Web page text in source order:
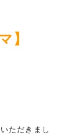
】
ただきまし